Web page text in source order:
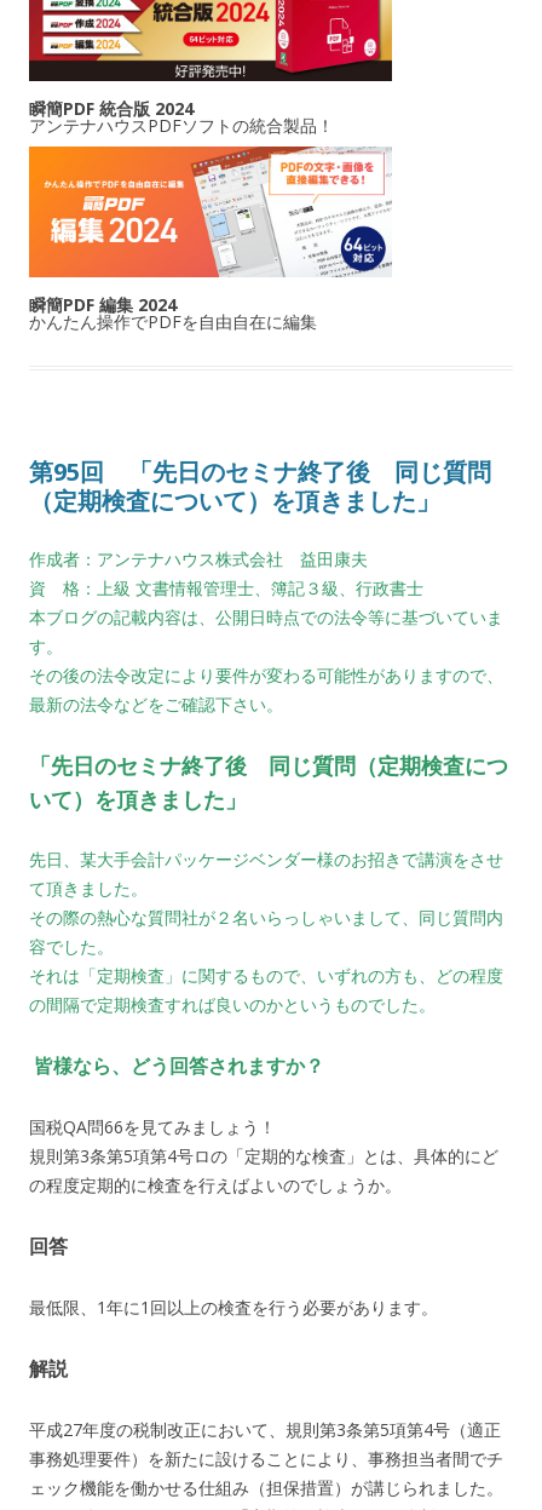
瞬簡PDF 統合版 2024
アンテナハウスPDFソフトの統合製品！
瞬簡PDF 編集 2024
かんたん操作でPDFを自由自在に編集
第95回 「先日のセミナ終了後 同じ質問
（定期検査について）を頂きました」
作成者：アンテナハウス株式会社 益田康夫
資 格：上級 文書情報管理士、簿記３級、行政書士
本ブログの記載内容は、公開日時点での法令等に基づいていま
す。
その後の法令改定により要件が変わる可能性がありますので、
最新の法令などをご確認下さい。
「先日のセミナ終了後 同じ質問（定期検査につ
いて）を頂きました」
先日、某大手会計パッケージベンダー様のお招きで講演をさせ
て頂きました。
その際の熱心な質問社が２名いらっしゃいまして、同じ質問内
容でした。
それは「定期検査」に関するもので、いずれの方も、どの程度
の間隔で定期検査すれば良いのかというものでした。
皆様なら、どう回答されますか？
国税QA問66を見てみましょう！
規則第3条第5項第4号ロの「定期的な検査」とは、具体的にど
の程度定期的に検査を行えばよいのでしょうか。
回答
最低限、1年に1回以上の検査を行う必要があります。
解説
平成27年度の税制改正において、規則第3条第5項第4号（適正
事務処理要件）を新たに設けることにより、事務担当者間でチ
ェック機能を働かせる仕組み（担保措置）が講じられました。